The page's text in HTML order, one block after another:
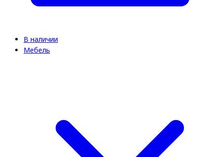
В наличии
Мебель